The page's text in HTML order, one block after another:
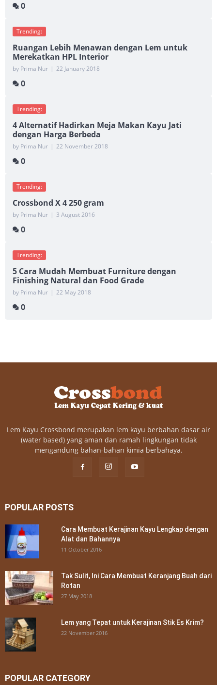
0
Trending:
Ruangan Lebih Menawan dengan Lem untuk
Merekatkan HPL Interior
by Prima Nur | 22 January 2018
0
Trending:
4 Alternatif Hadirkan Meja Makan Kayu Jati
dengan Harga Berbeda
by Prima Nur | 22 November 2018
0
Trending:
Crossbond X 4 250 gram
by Prima Nur | 3 August 2016
0
Trending:
5 Cara Mudah Membuat Furniture dengan
Finishing Natural dan Food Grade
by Prima Nur | 22 May 2018
0
Lem Kayu Crossbond merupakan lem kayu berbahan dasar air
(water based) yang aman dan ramah lingkungan tidak
mengandung bahan-bahan kimia berbahaya.
POPULAR POSTS
Cara Membuat Kerajinan Kayu Lengkap dengan
Alat dan Bahannya
11 October 2016
Tak Sulit, Ini Cara Membuat Keranjang Buah dari
Rotan
27 May 2018
Lem yang Tepat untuk Kerajinan Stik Es Krim?
22 November 2016
POPULAR CATEGORY